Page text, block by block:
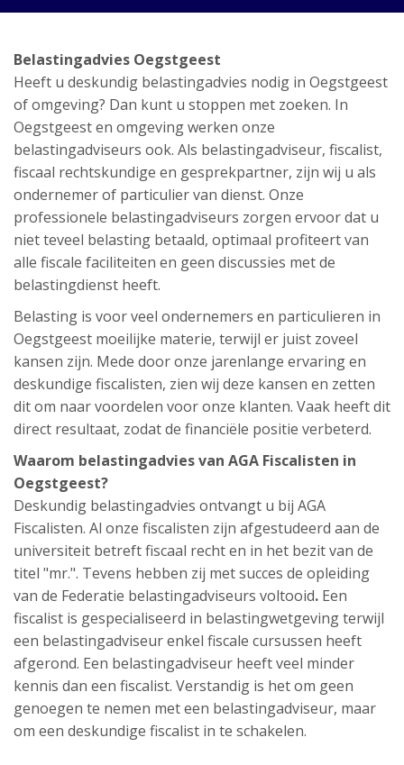
Belastingadvies Oegstgeest
Heeft u deskundig belastingadvies nodig in Oegstgeest
of omgeving? Dan kunt u stoppen met zoeken. In
Oegstgeest en omgeving werken onze
belastingadviseurs ook. Als belastingadviseur, fiscalist,
fiscaal rechtskundige en gesprekpartner, zijn wij u als
ondernemer of particulier van dienst. Onze
professionele belastingadviseurs zorgen ervoor dat u
niet teveel belasting betaald, optimaal profiteert van
alle fiscale faciliteiten en geen discussies met de
belastingdienst heeft.
Belasting is voor veel ondernemers en particulieren in
Oegstgeest moeilijke materie, terwijl er juist zoveel
kansen zijn. Mede door onze jarenlange ervaring en
deskundige fiscalisten, zien wij deze kansen en zetten
dit om naar voordelen voor onze klanten. Vaak heeft dit
direct resultaat, zodat de financiële positie verbeterd.
Waarom belastingadvies van AGA Fiscalisten in
Oegstgeest?
Deskundig belastingadvies ontvangt u bij AGA
Fiscalisten. Al onze fiscalisten zijn afgestudeerd aan de
universiteit betreft fiscaal recht en in het bezit van de
titel "mr.". Tevens hebben zij met succes de opleiding
van de Federatie belastingadviseurs voltooid. Een
fiscalist is gespecialiseerd in belastingwetgeving terwijl
een belastingadviseur enkel fiscale cursussen heeft
afgerond. Een belastingadviseur heeft veel minder
kennis dan een fiscalist. Verstandig is het om geen
genoegen te nemen met een belastingadviseur, maar
om een deskundige fiscalist in te schakelen.